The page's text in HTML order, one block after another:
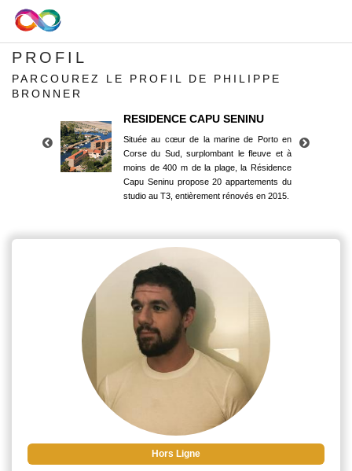
PROFIL
PARCOUREZ LE PROFIL DE PHILIPPE
BRONNER
RESIDENCE CAPU SENINU
Située au cœur de la marine de Porto en
Corse du Sud, surplombant le fleuve et à
moins de 400 m de la plage, la Résidence
Capu Seninu propose 20 appartements du
studio au T3, entièrement rénovés en 2015.
Corse du Sud, surplombant le fleuve et à
moins de 400 m de la plage, la Résidence
Capu Seninu propose 20 appartements du
studio au T3, entièrement rénovés en 2015.
Hors Ligne